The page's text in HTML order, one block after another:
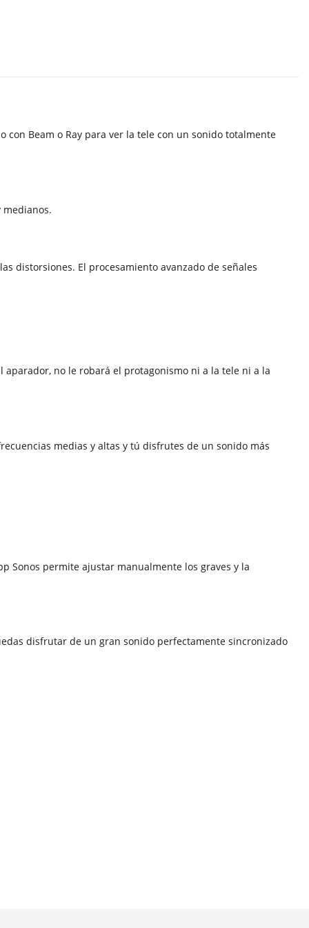
con Beam o Ray para ver la tele con un sonido totalmente
medianos.
distorsiones. El procesamiento avanzado de señales
no le robará el protagonismo ni a la tele ni a la
medias y altas y tú disfrutes de un sonido más
Sonos permite ajustar manualmente los graves y la
disfrutar de un gran sonido perfectamente sincronizado